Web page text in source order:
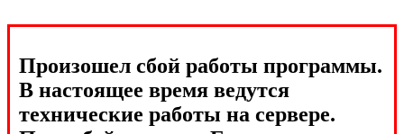
Произошел сбой работы программы.
В настоящее время ведутся
технические работы на сервере.